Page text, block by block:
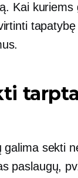
Kai kuriems
galima sekti
paslaugų,